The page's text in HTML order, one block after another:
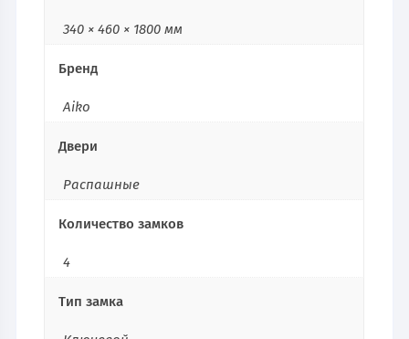
340 × 460 × 1800 мм
Бренд
Aiko
Двери
Распашные
Количество замков
4
Тип замка